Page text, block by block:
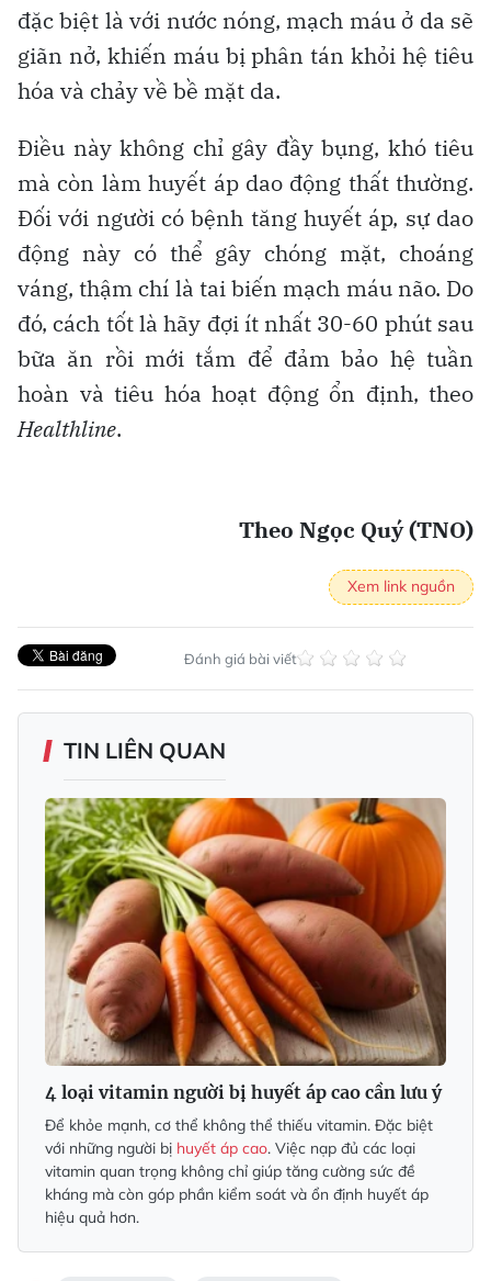
đặc biệt là với nước nóng, mạch máu ở da sẽ
giãn nở, khiến máu bị phân tán khỏi hệ tiêu
hóa và chảy về bề mặt da.
Điều này không chỉ gây đầy bụng, khó tiêu
mà còn làm huyết áp dao động thất thường.
Đối với người có bệnh tăng huyết áp, sự dao
động này có thể gây chóng mặt, choáng
váng, thậm chí là tai biến mạch máu não. Do
đó, cách tốt là hãy đợi ít nhất 30-60 phút sau
bữa ăn rồi mới tắm để đảm bảo hệ tuần
hoàn và tiêu hóa hoạt động ổn định, theo
Healthline.
Theo Ngọc Quý (TNO)
Xem link nguồn
Đánh giá bài viết
TIN LIÊN QUAN
4 loại vitamin người bị huyết áp cao cần lưu ý
Để khỏe mạnh, cơ thể không thể thiếu vitamin. Đặc biệt
với những người bị huyết áp cao. Việc nạp đủ các loại
vitamin quan trọng không chỉ giúp tăng cường sức đề
kháng mà còn góp phần kiểm soát và ổn định huyết áp
hiệu quả hơn.